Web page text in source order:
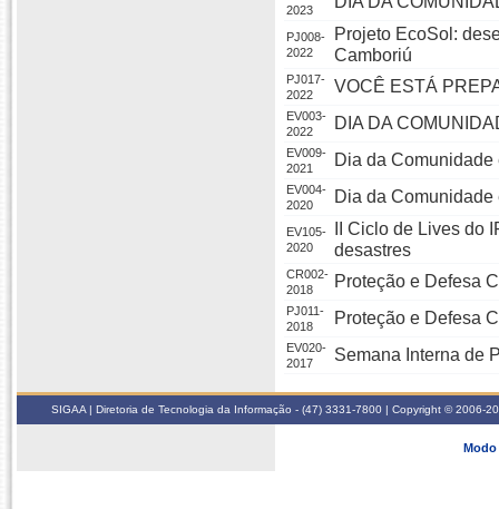
2023
PJ008-
2022
Projeto EcoSol:
Camboriú
PJ017-
2022
VOCÊ ESTÁ
EV003-
2022
DIA DA
EV009-
2021
Dia da
EV004-
2020
Dia da
EV105-
2020
II Ciclo de Lives do
desastres
CR002-
2018
Proteção e Defesa
PJ011-
2018
Proteção e Defesa
EV020-
2017
Semana Interna de
SIGAA | Diretoria de Tecnologia da Informação - (47) 3331-7800 | Copyright © 2006-
Modo